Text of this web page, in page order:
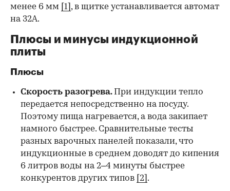
менее 6 мм [1] , в щитке устанавливается автомат
на 32А.
Плюсы и минусы индукционной
плиты
Плюсы
Скорость разогрева. При индукции тепло
передается непосредственно на посуду.
Поэтому пища нагревается, а вода закипает
намного быстрее. Сравнительные тесты
разных варочных панелей показали, что
индукционные в среднем доводят до кипения
6 литров воды на 2–4 минуты быстрее
конкурентов других типов [2] .